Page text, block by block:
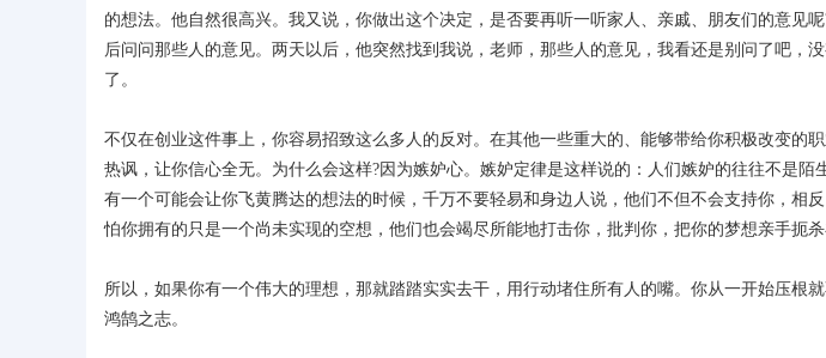
的想法。他自然很高兴。我又说，你做出这个决定，是否要再听一听家人、亲戚、朋友们的意见
后问问那些人的意见。两天以后，他突然找到我说，老师，那些人的意见，我看还是别问了吧，
了。
不仅在创业这件事上，你容易招致这么多人的反对。在其他一些重大的、能够带给你积极改变的
热讽，让你信心全无。为什么会这样?因为嫉妒心。嫉妒定律是这样说的：人们嫉妒的往往不是
有一个可能会让你飞黄腾达的想法的时候，千万不要轻易和身边人说，他们不但不会支持你，相
怕你拥有的只是一个尚未实现的空想，他们也会竭尽所能地打击你，批判你，把你的梦想亲手扼
所以，如果你有一个伟大的理想，那就踏踏实实去干，用行动堵住所有人的嘴。你从一开始压根
鸿鹄之志。